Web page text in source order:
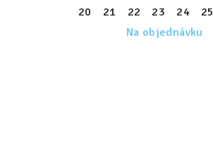
20
21 22 23 24 25
Na objednávku